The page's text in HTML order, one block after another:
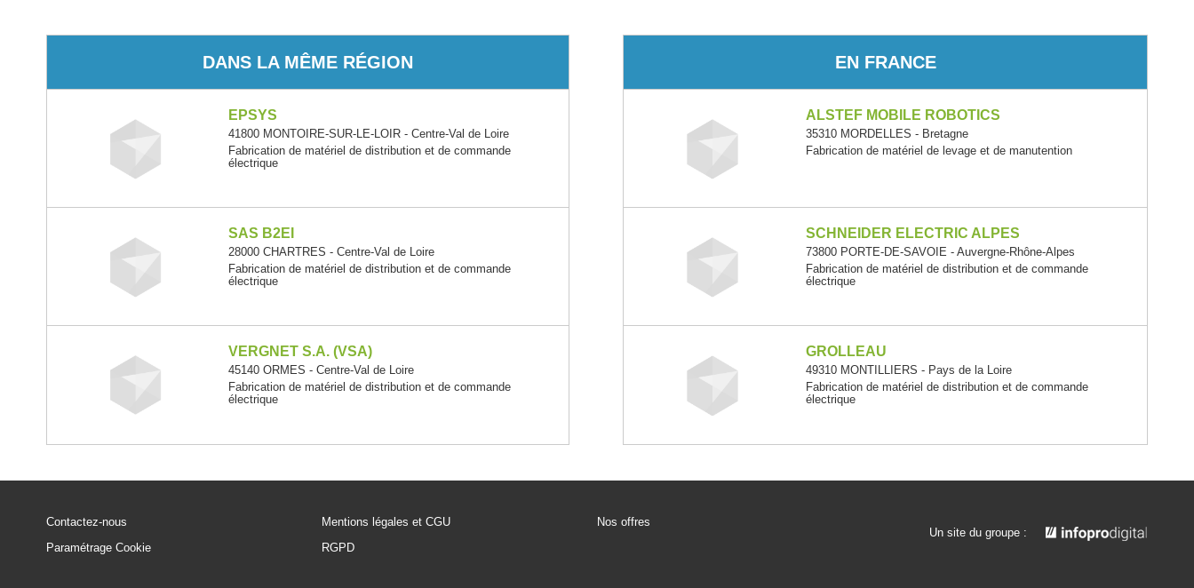
DANS LA MÊME RÉGION
EPSYS
41800 MONTOIRE-SUR-LE-LOIR - Centre-Val de Loire
Fabrication de matériel de distribution et de commande
électrique
SAS B2EI
28000 CHARTRES - Centre-Val de Loire
Fabrication de matériel de distribution et de commande
électrique
VERGNET S.A. (VSA)
45140 ORMES - Centre-Val de Loire
Fabrication de matériel de distribution et de commande
électrique
EN FRANCE
ALSTEF MOBILE ROBOTICS
35310 MORDELLES - Bretagne
Fabrication de matériel de levage et de manutention
SCHNEIDER ELECTRIC ALPES
73800 PORTE-DE-SAVOIE - Auvergne-Rhône-Alpes
Fabrication de matériel de distribution et de commande
électrique
GROLLEAU
49310 MONTILLIERS - Pays de la Loire
Fabrication de matériel de distribution et de commande
électrique
Contactez-nous
Paramétrage Cookie
Mentions légales et CGU
RGPD
Nos offres
Un site du groupe :